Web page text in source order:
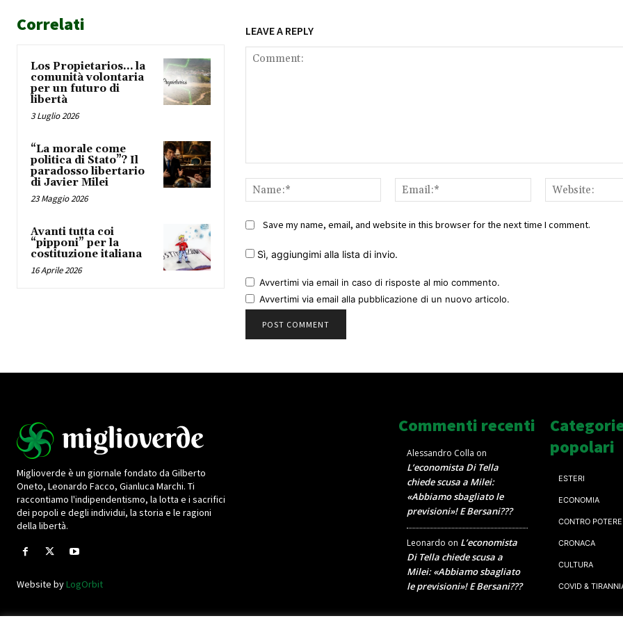
Correlati
Los Propietarios… la
comunità volontaria
per un futuro di
libertà
3 Luglio 2026
“La morale come
politica di Stato”? Il
paradosso libertario
di Javier Milei
23 Maggio 2026
Avanti tutta coi
“pipponi” per la
costituzione italiana
16 Aprile 2026
LEAVE A REPLY
Name:*
Email:*
Save my name, email, and website in this browser for the next time I comment.
Sì, aggiungimi alla lista di invio.
Avvertimi via email in caso di risposte al mio commento.
Avvertimi via email alla pubblicazione di un nuovo articolo.
Miglioverde è un giornale fondato da Gilberto
Oneto, Leonardo Facco, Gianluca Marchi. Ti
raccontiamo l'indipendentismo, la lotta e i sacrifici
dei popoli e degli individui, la storia e le ragioni
della libertà.
Website byLogOrbit
Commenti recenti
Alessandro Colla on
L’economista Di Tella
chiede scusa a Milei:
«Abbiamo sbagliato le
previsioni»! E Bersani???
Leonardo on L’economista
Di Tella chiede scusa a
Milei: «Abbiamo sbagliato
le previsioni»! E Bersani???
popolari
ESTERI
ECONOMIA
CONTRO POTERE
CRONACA
CULTURA
COVID &